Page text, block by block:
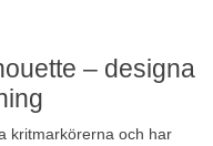
– designa
kritmarkörerna och har